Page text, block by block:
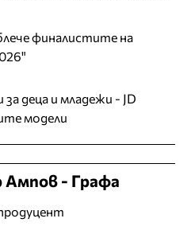
финалистите на
деца и младежи - JD
модели
Ампов - Графа